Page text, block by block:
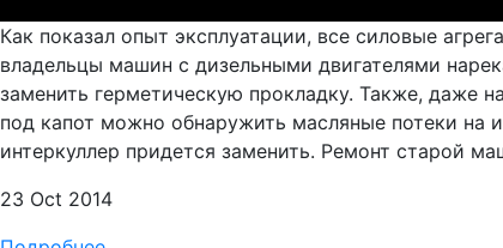
Как показал опыт эксплуатации, все силовые
владельцы машин с дизельными двигателями
заменить герметическую прокладку. Также, даже
под капот можно обнаружить масляные потеки на
интеркуллер придется заменить. Ремонт старой
23 Oct 2014